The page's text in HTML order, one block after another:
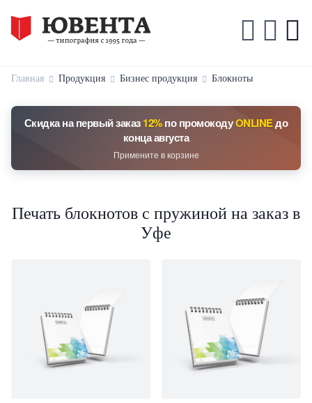
Главная Продукция Бизнес продукция Блокноты
Скидка на первый заказ12%по промокодуONLINEдо
конца августа
Примените в корзине
Печать блокнотов с пружиной на заказ в
Уфе